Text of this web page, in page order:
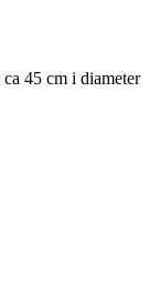
45 cm i diameter